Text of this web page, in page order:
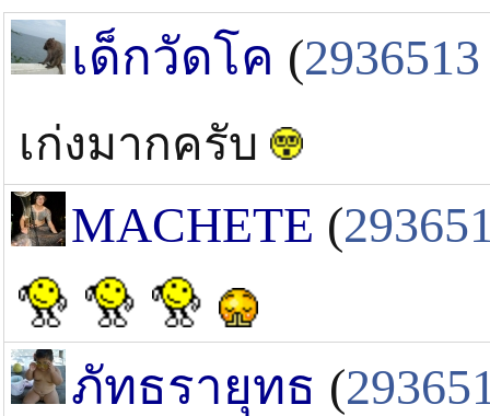
เด็กวัดโค (2936513
เก่งมากครับ
MACHETE (
ภัทธรายุทธ (